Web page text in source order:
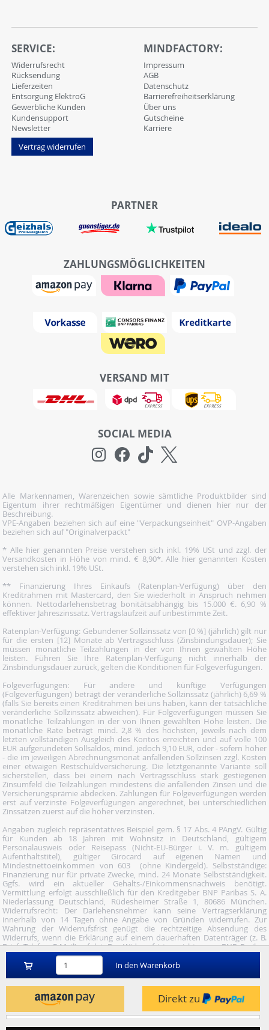
In den Warenkorb
Direkt zu
SERVICE:
Widerrufsrecht
Rücksendung
Lieferzeiten
Entsorgung ElektroG
Gewerbliche Kunden
Kundensupport
Newsletter
Vertrag widerrufen
MINDFACTORY:
Impressum
AGB
Datenschutz
Barrierefreiheitserklärung
Über uns
Gutscheine
Karriere
PARTNER
ZAHLUNGSMÖGLICHKEITEN
VERSAND MIT
SOCIAL MEDIA
Alle Markennamen, Warenzeichen sowie sämtliche Produktbilder sind
Eigentum ihrer rechtmäßigen Eigentümer und dienen hier nur der
Beschreibung.
VPE-Angaben beziehen sich auf eine "Verpackungseinheit" OVP-Angaben
beziehen sich auf "Originalverpackt"
* Alle hier genannten Preise verstehen sich inkl. 19% USt und zzgl. der
Versandkosten in Höhe von mind. € 8,90*. Alle hier genannten Kosten
verstehen sich inkl. 19% USt.
** Finanzierung Ihres Einkaufs (Ratenplan-Verfügung) über den
Kreditrahmen mit Mastercard, den Sie wiederholt in Anspruch nehmen
können. Nettodarlehensbetrag bonitätsabhängig bis 15.000 €. 6,90 %
effektiver Jahreszinssatz. Vertragslaufzeit auf unbestimmte Zeit.
Ratenplan-Verfügung: Gebundener Sollzinssatz von [0 %] (jährlich) gilt nur
für die ersten [12] Monate ab Vertragsschluss (Zinsbindungsdauer); Sie
müssen monatliche Teilzahlungen in der von Ihnen gewählten Höhe
leisten. Führen Sie Ihre Ratenplan-Verfügung nicht innerhalb der
Zinsbindungsdauer zurück, gelten die Konditionen für Folgeverfügungen.
Folgeverfügungen: Für andere und künftige Verfügungen
(Folgeverfügungen) beträgt der veränderliche Sollzinssatz (jährlich) 6,69 %
(falls Sie bereits einen Kreditrahmen bei uns haben, kann der tatsächliche
veränderliche Sollzinssatz abweichen). Für Folgeverfügungen müssen Sie
monatliche Teilzahlungen in der von Ihnen gewählten Höhe leisten. Die
monatliche Rate beträgt mind. 2,8 % des höchsten, jeweils nach dem
letzten vollständigen Ausgleich des Kontos erreichten und auf volle 100
EUR aufgerundeten Sollsaldos, mind. jedoch 9,10 EUR, oder - sofern höher
- die im jeweiligen Abrechnungsmonat anfallenden Sollzinsen zzgl. Kosten
einer etwaigen Restschuldversicherung. Die letztgenannte Variante soll
sicherstellen, dass bei einem nach Vertragsschluss stark gestiegenen
Zinsumfeld die Teilzahlungen mindestens die anfallenden Zinsen und die
Versicherungsprämie abdecken. Zahlungen für Folgeverfügungen werden
erst auf verzinste Folgeverfügungen angerechnet, bei unterschiedlichen
Zinssätzen zuerst auf die höher verzinsten.
Angaben zugleich repräsentatives Beispiel gem. § 17 Abs. 4 PAngV. Gültig
für Kunden ab 18 Jahren mit Wohnsitz in Deutschland, gültigem
Personalausweis oder Reisepass (Nicht-EU-Bürger i. V. m. gültigem
Aufenthaltstitel), gültiger Girocard auf eigenen Namen und
Mindestnettoeinkommen von 603  (ohne Kindergeld). Selbstständige:
Finanzierung nur für private Zwecke, mind. 24 Monate Selbstständigkeit.
Ggfs. wird ein aktueller Gehalts-/Einkommensnachweis benötigt.
Vermittlung erfolgt ausschließlich für den Kreditgeber BNP Paribas S. A.
Niederlassung Deutschland, Rüdesheimer Straße 1, 80686 München.
Widerrufsrecht: Der Darlehensnehmer kann seine Vertragserklärung
innerhalb von 14 Tagen ohne Angabe von Gründen widerrufen. Zur
Wahrung der Widerrufsfrist genügt die rechtzeitige Absendung des
Widerrufs, wenn die Erklärung auf einem dauerhaften Datenträger (z. B.
Brief, Telefax, E-Mail) erfolgt. Der Widerruf ist zu richten an: BNP Paribas
S.A. Niederlassung Deutschland, Wuhanstraße 5, 47051 Duisburg (Fax: 02
03/34 69 54-09; Tel.: 02 03/34 69 54-02; E- Mail:
widerruf@consorsfinanz.de).
Nutze unser Midnight-Shopping und bestelle versandkostenfrei.
Genauere Infos findest du
© 2026 by heise mindfactory gmbh